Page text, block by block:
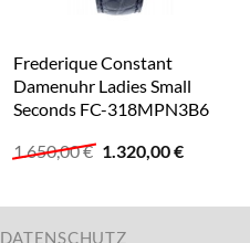
Frederique Constant
Damenuhr Ladies Small
Seconds FC-318MPN3B6
1.650,00€ Ursprünglicher
1.650,00 €
1.320,00€
DATENSCHUTZ